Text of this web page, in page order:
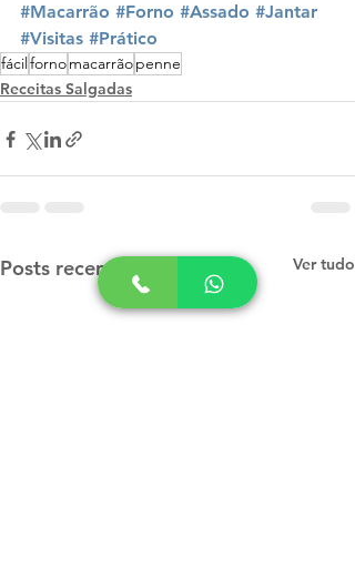
#Macarrão #Forno #Assado #Jantar
#Visitas #Prático
fácilfornomacarrãopenne
Receitas Salgadas
Posts recentes Ver tudo